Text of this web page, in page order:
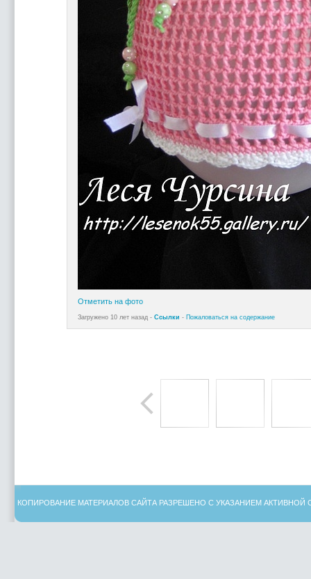
Отметить на фото
Загружено 10 лет назад - Ссылки - Пожаловаться на содержание
КОПИРОВАНИЕ МАТЕРИАЛОВ САЙТА РАЗРЕШЕНО С УКАЗАНИЕМ АКТИВНОЙ